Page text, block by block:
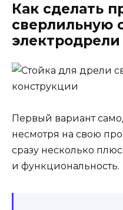
Как сделать
сверлильную
электродрели
Первый вариант
несмотря на свою
сразу несколько
и функциональность.